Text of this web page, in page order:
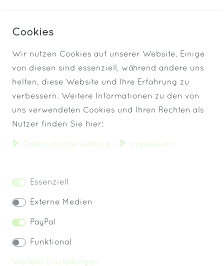
Aminosäuren-Zinkchelat, Hydrat 240 mg
VERSAND BIS 13 UHR
KOSTENLOSER VERSAND
Widerrufs­recht
Cookies
Wir nutzen Cookies auf unserer Website. Einige
von diesen sind essenziell, während andere uns
helfen, diese Website und Ihre Erfahrung zu
verbessern. Weitere Informationen zu den von
uns verwendeten Cookies und Ihren Rechten als
Nutzer finden Sie hier:
Daten­schutz­erklärung Impressum
Essenziell
Externe Medien
PayPal
Funktional
Weitere Einstellungen